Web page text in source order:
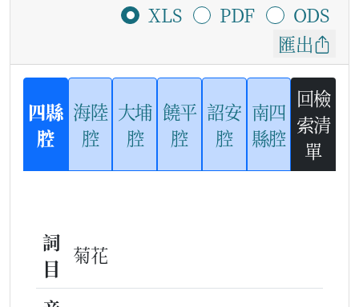
XLS
PDF
ODS
匯出
四縣
腔
海陸
腔
大埔
腔
饒平
腔
詔安
腔
南四
縣腔
回檢
索清
單
詞
目
菊花